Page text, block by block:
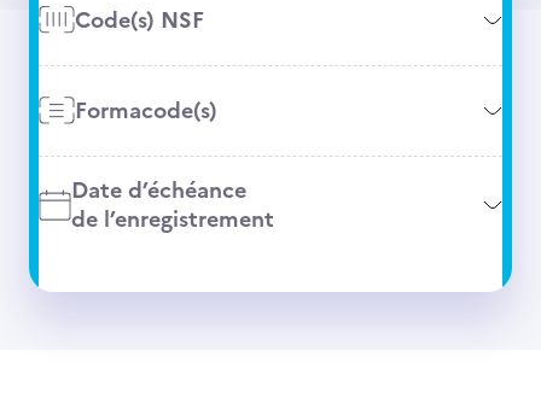
Code(s) NSF
Formacode(s)
Date d’échéance
de l’enregistrement